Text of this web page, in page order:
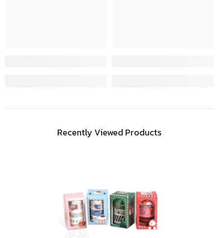
Recently Viewed Products